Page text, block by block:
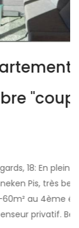
"coup de
En plein centre
très bel
4ème étage
Beau